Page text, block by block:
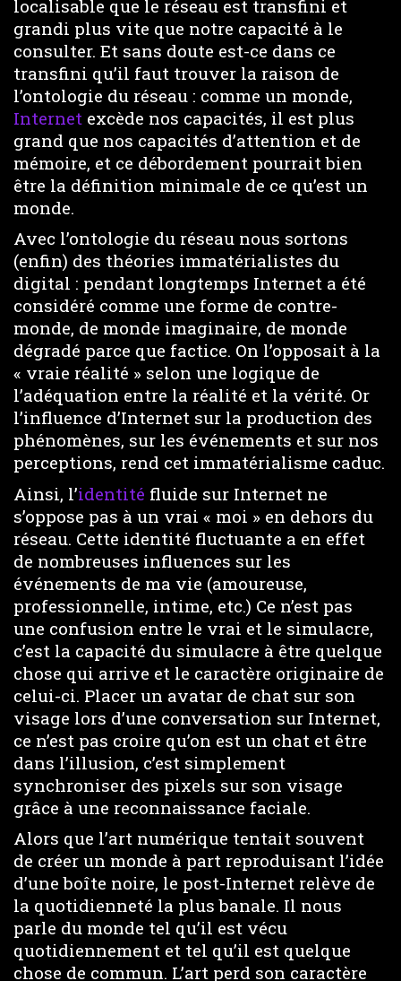
localisable que le réseau est transfini et
grandi plus vite que notre capacité à le
consulter. Et sans doute est-ce dans ce
transfini qu’il faut trouver la raison de
l’ontologie du réseau : comme un monde,
Internet excède nos capacités, il est plus
grand que nos capacités d’attention et de
mémoire, et ce débordement pourrait bien
être la définition minimale de ce qu’est un
monde.
Avec l’ontologie du réseau nous sortons
(enfin) des théories immatérialistes du
digital : pendant longtemps Internet a été
considéré comme une forme de contre-
monde, de monde imaginaire, de monde
dégradé parce que factice. On l’opposait à la
« vraie réalité » selon une logique de
l’adéquation entre la réalité et la vérité. Or
l’influence d’Internet sur la production des
phénomènes, sur les événements et sur nos
perceptions, rend cet immatérialisme caduc.
Ainsi, l’identité fluide sur Internet ne
s’oppose pas à un vrai « moi » en dehors du
réseau. Cette identité fluctuante a en effet
de nombreuses influences sur les
événements de ma vie (amoureuse,
professionnelle, intime, etc.) Ce n’est pas
une confusion entre le vrai et le simulacre,
c’est la capacité du simulacre à être quelque
chose qui arrive et le caractère originaire de
celui-ci. Placer un avatar de chat sur son
visage lors d’une conversation sur Internet,
ce n’est pas croire qu’on est un chat et être
dans l’illusion, c’est simplement
synchroniser des pixels sur son visage
grâce à une reconnaissance faciale.
Alors que l’art numérique tentait souvent
de créer un monde à part reproduisant l’idée
d’une boîte noire, le post-Internet relève de
la quotidienneté la plus banale. Il nous
parle du monde tel qu’il est vécu
quotidiennement et tel qu’il est quelque
chose de commun. L’art perd son caractère